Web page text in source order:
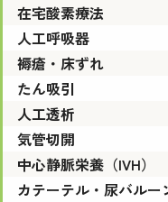
在宅酸素療法
人工呼吸器
褥瘡・床ずれ
たん吸引
人工透析
気管切開
中心静脈栄養（IVH）
カテーテル・尿バルー